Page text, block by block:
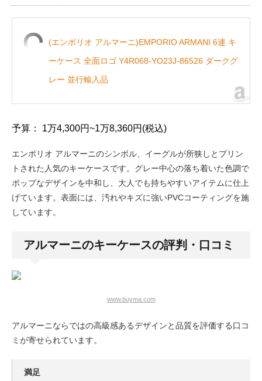
(エンポリオ アルマーニ)EMPORIO ARMANI 6連 キ
ーケース 全面ロゴ Y4R068-YO23J-86526 ダークグ
レー 並行輸入品
予算： 1万4,300円~1万8,360円(税込)
エンポリオ アルマーニのシンボル、イーグルが所狭しとプリン
トされた人気のキーケースです。グレー中心の落ち着いた色調で
ポップなデザインを中和し、大人でも持ちやすいアイテムに仕上
げています。表面には、汚れやキズに強いPVCコーティングを施
しています。
アルマーニのキーケースの評判・口コミ
www.buyma.com
アルマーニならではの高級感あるデザインと品質を評価する口コ
ミが寄せられています。
満足